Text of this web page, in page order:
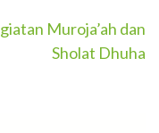
Muroja’ah dan
Sholat Dhuha